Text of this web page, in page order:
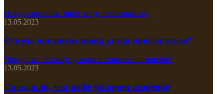
Откуда организм знает, когда просыпаться?
13.05.2023
Откуда организм знает, когда просыпаться?
Правда ли, что кофе ускоряет старение организма?
13.05.2023
Правда ли, что кофе ускоряет старение